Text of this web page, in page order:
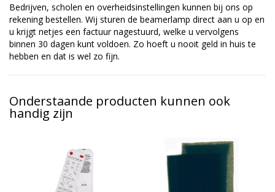
Bedrijven, scholen en overheidsinstellingen kunnen bij ons op
rekening bestellen. Wij sturen de beamerlamp direct aan u op en
u krijgt netjes een factuur nagestuurd, welke u vervolgens
binnen 30 dagen kunt voldoen. Zo hoeft u nooit geld in huis te
hebben en dat is wel zo fijn.
Onderstaande producten kunnen ook
handig zijn